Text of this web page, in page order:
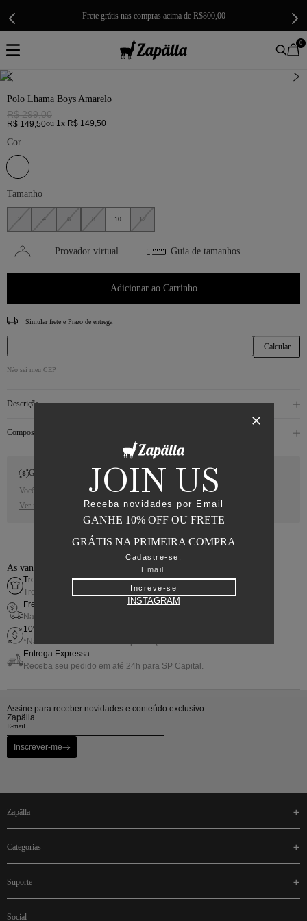
Frete grátis nas compras acima de R$800,00
0
Polo Lhama Boys Amarelo
R$ 299,00
R$ 149,50ou 1x R$ 149,50
Cor
Tamanho
2 4 6 8 10 12
Provador virtual Guia de tamanhos
Adicionar ao Carrinho
CEP
Não sei meu CEP
Descrição
Composição
Gift Back
Você receberá 10% de Cash Back para a sua próxima compra.
Ver regras
As vantagens de comprar online
Troca fácil
Troca simples e rápida
Frete grátis
Nas compras acima de R$800,00
10% de Gift Back em sua próxima compra
*Não cumulativo com outras promoções.
Entrega Expressa
Receba seu pedido em até 24h para SP Capital.
Assine para receber novidades e conteúdo exclusivo
Zapälla.
Inscrever-me
zapälla
categorias
suporte
social
JOIN US
Receba novidades por Email
GANHE 10% OFF OU FRETE
GRÁTIS NA PRIMEIRA COMPRA
Cadastre-se:
Increve-se
INSTAGRAM